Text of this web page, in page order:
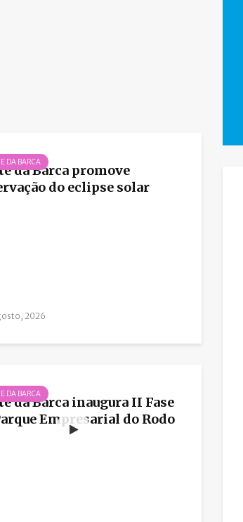
DA BARCA
da Barca promove
do eclipse solar
2026
DA BARCA
da Barca inaugura II Fase
Empresarial do Rodo